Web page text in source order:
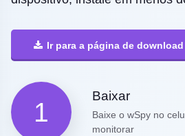
Ir para a página de download
1
Baixar
Baixe o wSpy no
monitorar